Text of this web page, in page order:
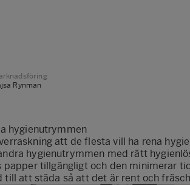
Rynman
hygienutrymmen
att de flesta vill ha rena
hygienutrymmen med rätt
tillgängligt och den minimerar
till att städa så att det är rent och